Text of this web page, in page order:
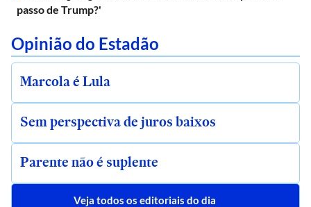
passo de Trump?'
Opinião do Estadão
Marcola é Lula
Sem perspectiva de juros baixos
Parente não é suplente
Veja todos os editoriais do dia